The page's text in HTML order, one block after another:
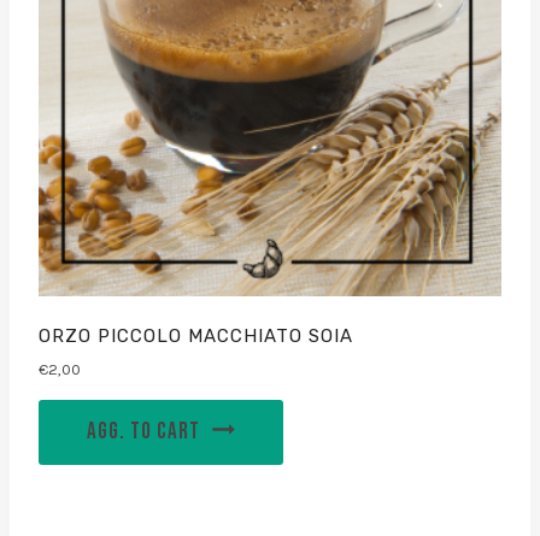
ORZO PICCOLO MACCHIATO SOIA
€2,00
AGG. TO CART